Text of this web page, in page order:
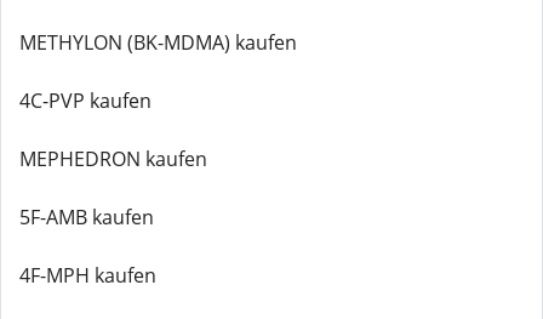
METHYLON (BK-MDMA) kaufen
4C-PVP kaufen
MEPHEDRON kaufen
5F-AMB kaufen
4F-MPH kaufen